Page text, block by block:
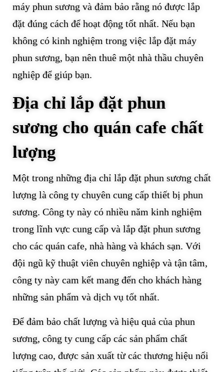
máy phun sương và đảm bảo rằng nó được lắp
đặt đúng cách để hoạt động tốt nhất. Nếu bạn
không có kinh nghiệm trong việc lắp đặt máy
phun sương, bạn nên thuê một nhà thầu chuyên
nghiệp để giúp bạn.
Địa chỉ lắp đặt phun
sương cho quán cafe chất
lượng
Một trong những địa chỉ lắp đặt phun sương chất
lượng là công ty chuyên cung cấp thiết bị phun
sương. Công ty này có nhiều năm kinh nghiệm
trong lĩnh vực cung cấp và lắp đặt phun sương
cho các quán cafe, nhà hàng và khách sạn. Với
đội ngũ kỹ thuật viên chuyên nghiệp và tận tâm,
công ty này cam kết mang đến cho khách hàng
những sản phẩm và dịch vụ tốt nhất.
Để đảm bảo chất lượng và hiệu quả của phun
sương, công ty cung cấp các sản phẩm chất
lượng cao, được sản xuất từ các thương hiệu nổi